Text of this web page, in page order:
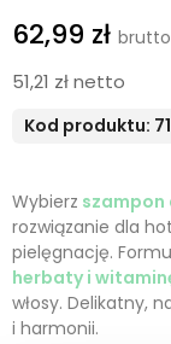
62,99 zł
51,21 zł netto
Kod produktu:
Wybierz szampon
rozwiązanie dla
pielęgnację.
herbaty i
włosy. Delikatny,
i harmonii.